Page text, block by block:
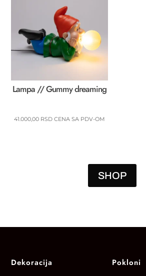
Lampa // Gummy dreaming
41.000,00 RSD CENA SA PDV-OM
SHOP
Dekoracija Pokloni